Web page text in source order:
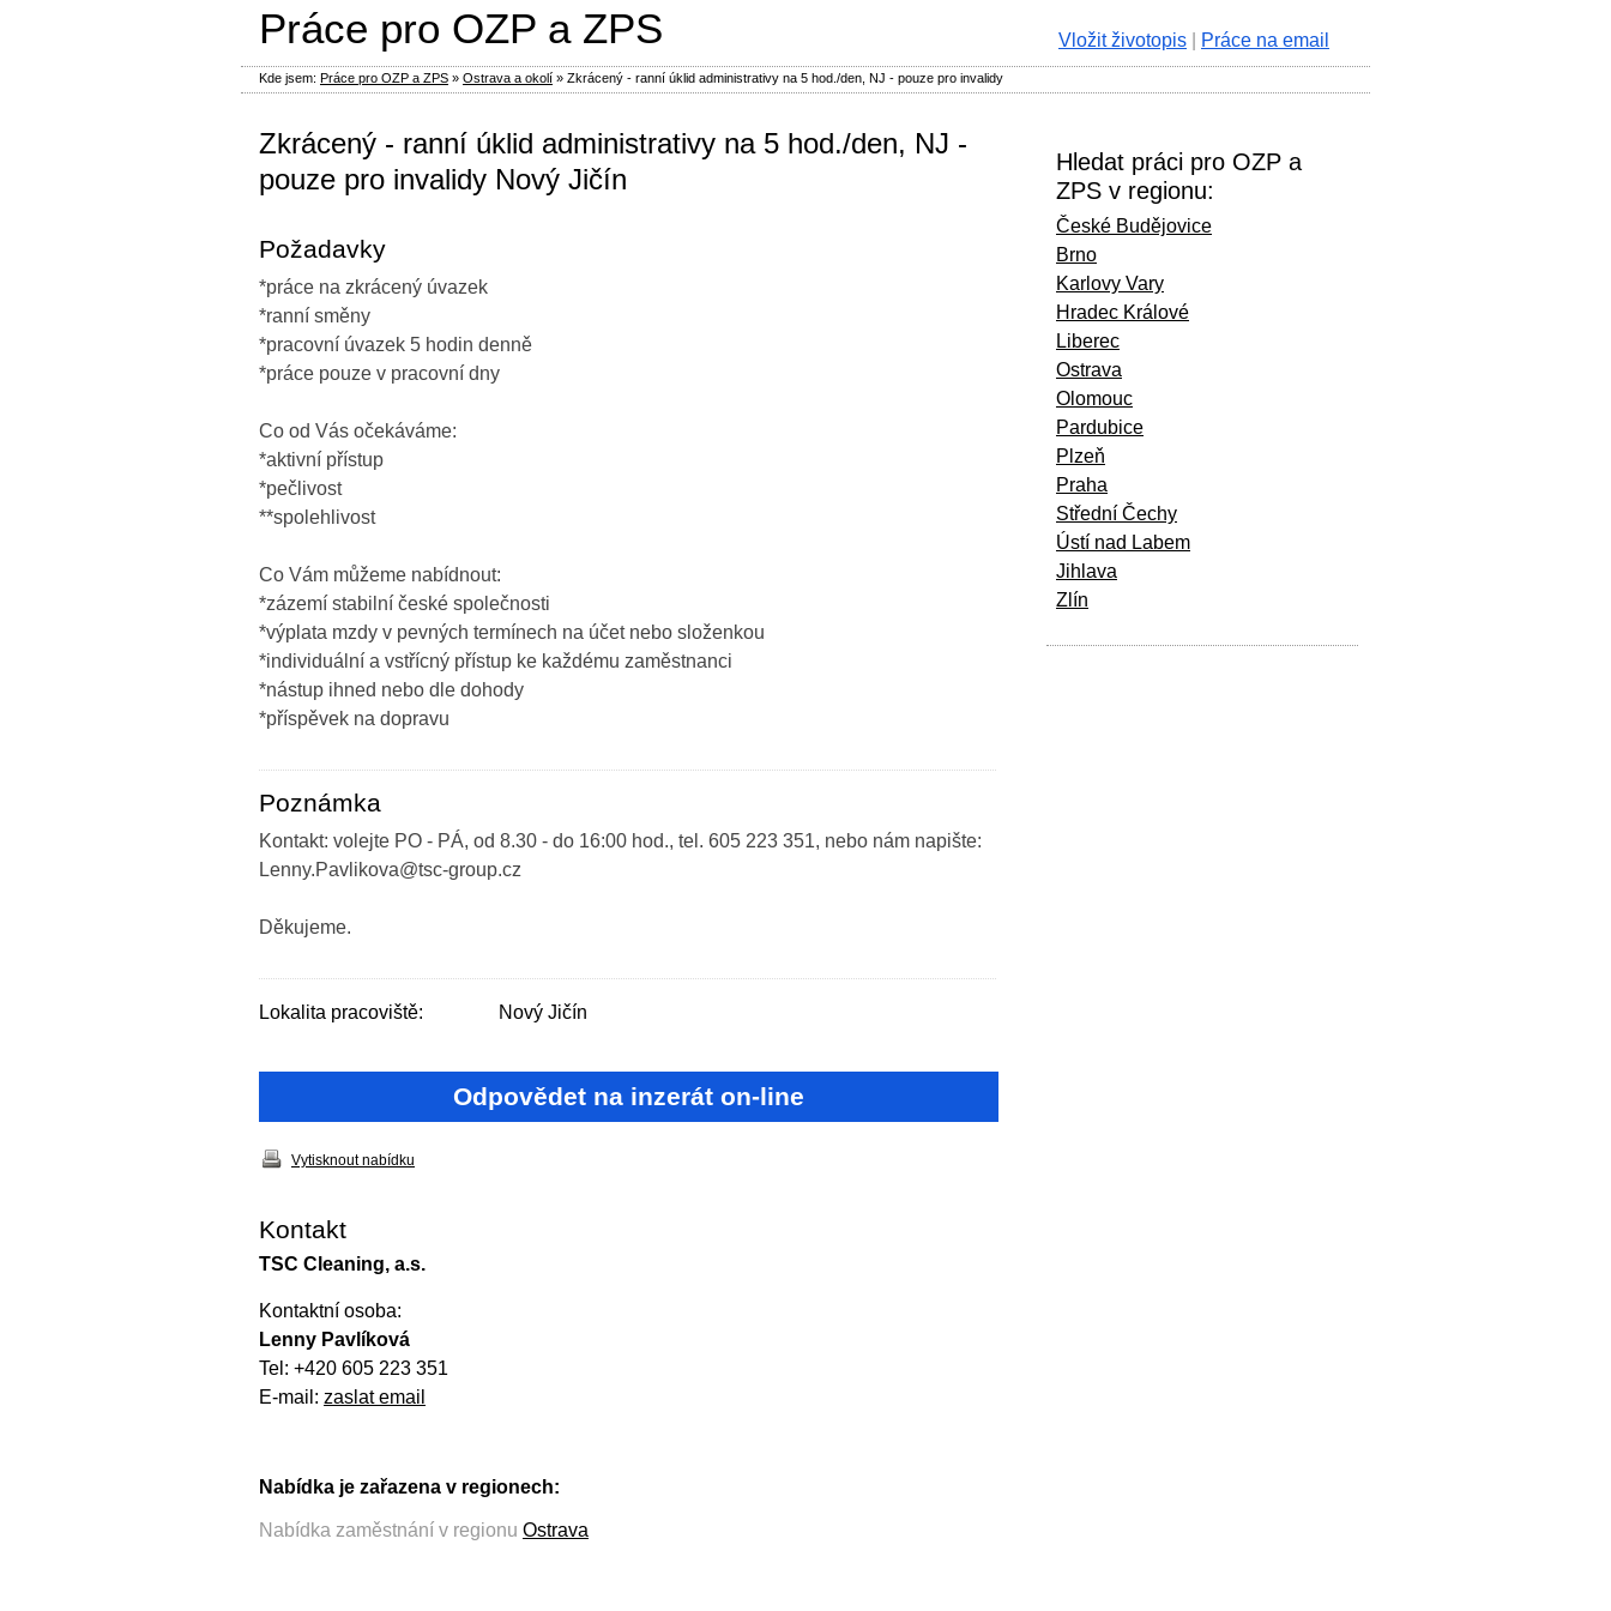
Zkrácený - ranní úklid administrativy na 5 hod./den, NJ -
pouze pro invalidy Nový Jičín
Požadavky
*práce na zkrácený úvazek
*ranní směny
*pracovní úvazek 5 hodin denně
*práce pouze v pracovní dny
Co od Vás očekáváme:
*aktivní přístup
*pečlivost
**spolehlivost
Co Vám můžeme nabídnout:
*zázemí stabilní české společnosti
*výplata mzdy v pevných termínech na účet nebo složenkou
*individuální a vstřícný přístup ke každému zaměstnanci
*nástup ihned nebo dle dohody
*příspěvek na dopravu
Poznámka
Kontakt: volejte PO - PÁ, od 8.30 - do 16:00 hod., tel. 605 223 351, nebo nám napište:
Lenny.Pavlikova@tsc-group.cz
Děkujeme.
Lokalita pracoviště: Nový Jičín
Odpovědet na inzerát on-line
Vytisknout nabídku
Kontakt
TSC Cleaning, a.s.
Kontaktní osoba:
Lenny Pavlíková
Tel: +420 605 223 351
E-mail: zaslat email
Nabídka je zařazena v regionech:
Nabídka zaměstnání v regionu Ostrava
Hledat práci pro OZP a
ZPS v regionu:
České Budějovice
Brno
Karlovy Vary
Hradec Králové
Liberec
Ostrava
Olomouc
Pardubice
Plzeň
Praha
Střední Čechy
Ústí nad Labem
Jihlava
Zlín
Práce pro OZP a ZPS Vložit životopis Práce na email
Kde jsem: Práce pro OZP a ZPS » Ostrava a okolí » Zkrácený - ranní úklid administrativy na 5 hod./den, NJ - pouze pro invalidy